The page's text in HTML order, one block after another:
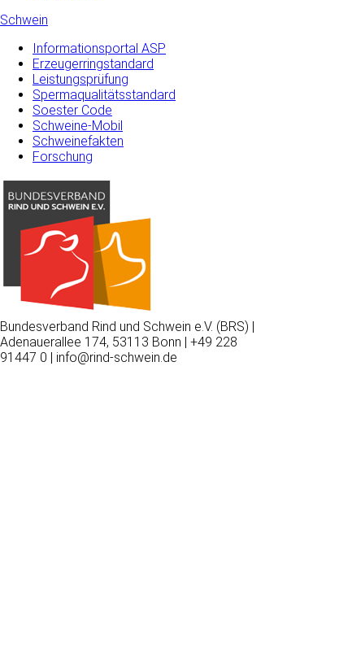
Schwein
Informationsportal ASP
Erzeugerringstandard
Leistungsprüfung
Spermaqualitätsstandard
Soester Code
Schweine-Mobil
Schweinefakten
Forschung
Bundesverband Rind und Schwein e.V. (BRS) |
Adenauerallee 174, 53113 Bonn | +49 228
91447 0 | info@rind-schwein.de